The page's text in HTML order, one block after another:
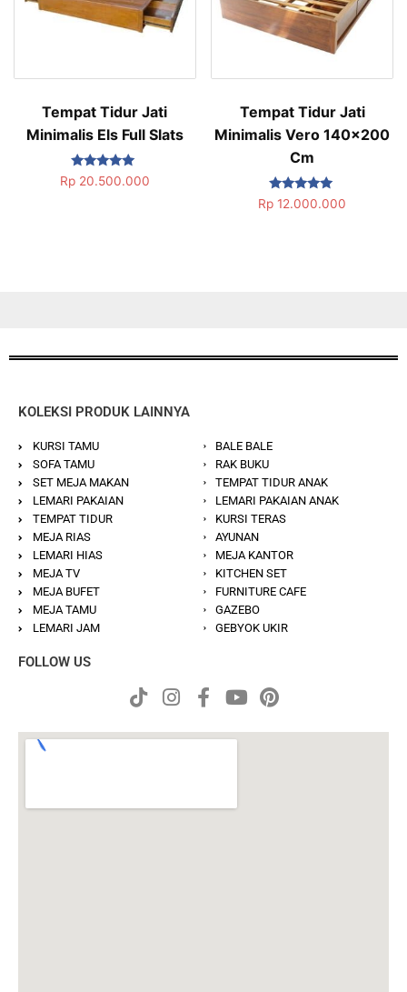
Tempat Tidur Jati
Minimalis Els Full Slats
Dinilai
5.00
Rp20.500.000
Tempat Tidur Jati
Minimalis Vero 140×200
Cm
Dinilai
5.00
Rp 12.000.000
KOLEKSI PRODUK LAINNYA
KURSI TAMU
SOFA TAMU
SET MEJA MAKAN
LEMARI PAKAIAN
TEMPAT TIDUR
MEJA RIAS
LEMARI HIAS
MEJA TV
MEJA BUFET
MEJA TAMU
LEMARI JAM
BALE BALE
RAK BUKU
TEMPAT TIDUR ANAK
LEMARI PAKAIAN ANAK
KURSI TERAS
AYUNAN
MEJA KANTOR
KITCHEN SET
FURNITURE CAFE
GAZEBO
GEBYOK UKIR
FOLLOW US